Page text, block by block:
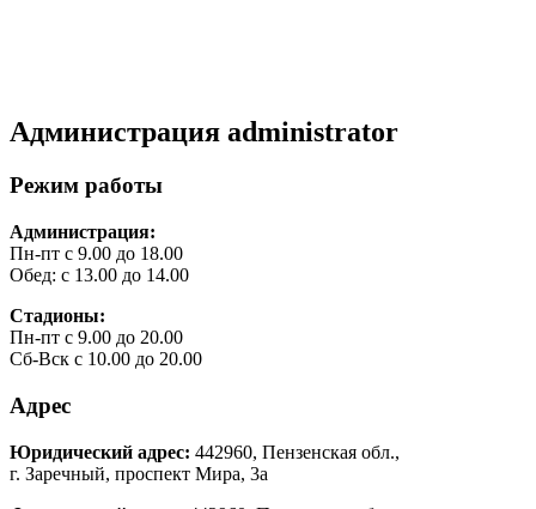
Администрация administrator
Режим работы
Администрация:
Пн-пт с 9.00 до 18.00
Обед: с 13.00 до 14.00
Стадионы:
Пн-пт с 9.00 до 20.00
Сб-Вск с 10.00 до 20.00
Адрес
Юридический адрес: 442960, Пензенская обл.,
г. Заречный, проспект Мира, 3а